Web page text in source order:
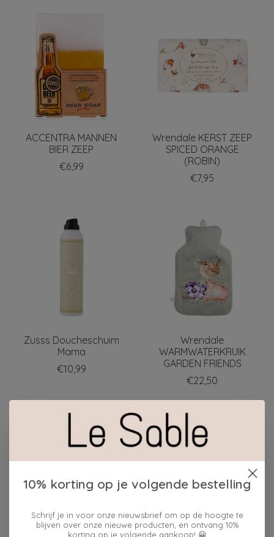
ACCENTRA MANNEN
BIER ZEEP
€6,99
Wrendale KERST ZEEP
SPICED ORANGE
(ROBIN)
€7,95
Zusss Doucheschuim
Mama
€10,99
Wrendale
WARMWATERKRUIK
GARDEN FRIENDS
€22,50
10% korting op je volgende bestelling
Schrijf je in voor onze nieuwsbrief om op de hoogte te
blijven over onze nieuwe producten, en ontvang 10%
korting op je volgende aankoop! 😀